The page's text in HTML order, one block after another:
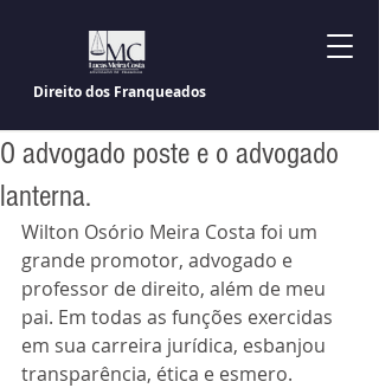
Direito dos Franqueados
O advogado poste e o advogado
lanterna.
Wilton Osório Meira Costa foi um
grande promotor, advogado e
professor de direito, além de meu
pai. Em todas as funções exercidas
em sua carreira jurídica, esbanjou
transparência, ética e esmero.